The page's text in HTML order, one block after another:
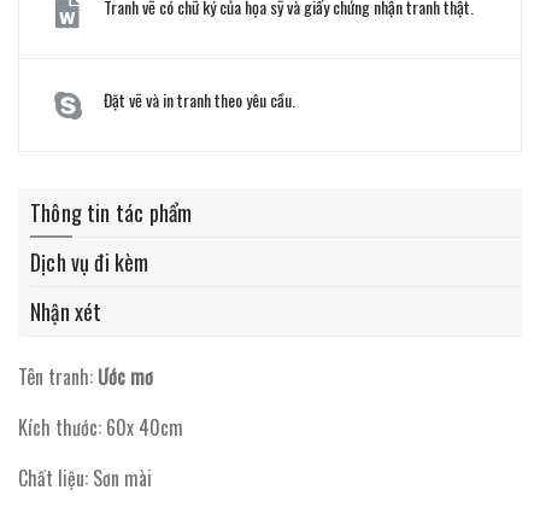
Tranh vẽ có chữ ký của họa sỹ và giấy chứng nhận tranh thật.
Đặt vẽ và in tranh theo yêu cầu.
Thông tin tác phẩm
Dịch vụ đi kèm
Nhận xét
Tên tranh: Ước mơ
Kích thước: 60x 40cm
Chất liệu: Sơn mài